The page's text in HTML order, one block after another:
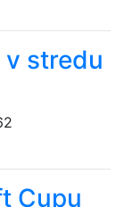
stredu
Cupu